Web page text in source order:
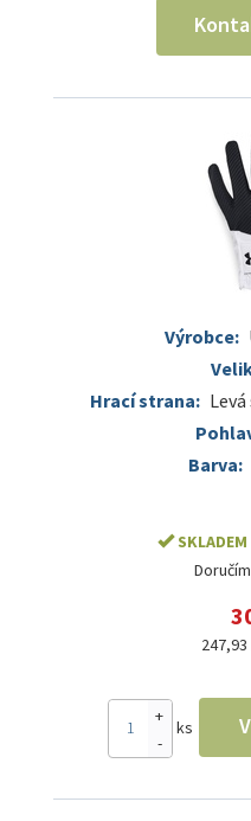
Výrobce:
Hrací strana:
Barva:
SKLADEM
247,93
-
+
ks